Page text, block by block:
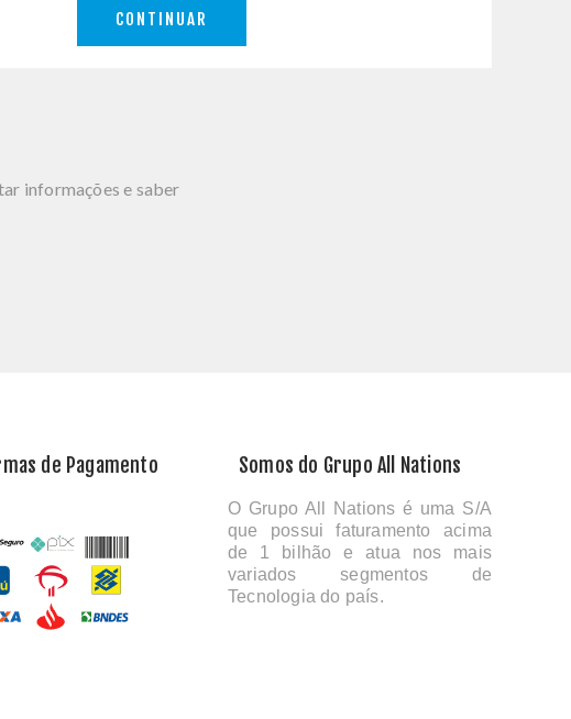
CONTINUAR
informações e saber
de Pagamento Somos do Grupo All Nations
O Grupo All Nations é uma S/A
que possui faturamento acima
de 1 bilhão e atua nos mais
variados segmentos de
Tecnologia do país.